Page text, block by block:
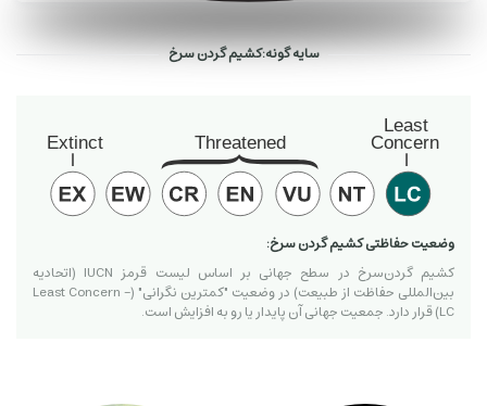
سایه گونه:کشیم گردن سرخ
وضعیت حفاظتی کشیم گردن سرخ:
کشیم گردن‌سرخ در سطح جهانی بر اساس لیست قرمز IUCN (اتحادیه
بین‌المللی حفاظت از طبیعت) در وضعیت "کمترین نگرانی" (Least Concern -
LC) قرار دارد. جمعیت جهانی آن پایدار یا رو به افزایش است.